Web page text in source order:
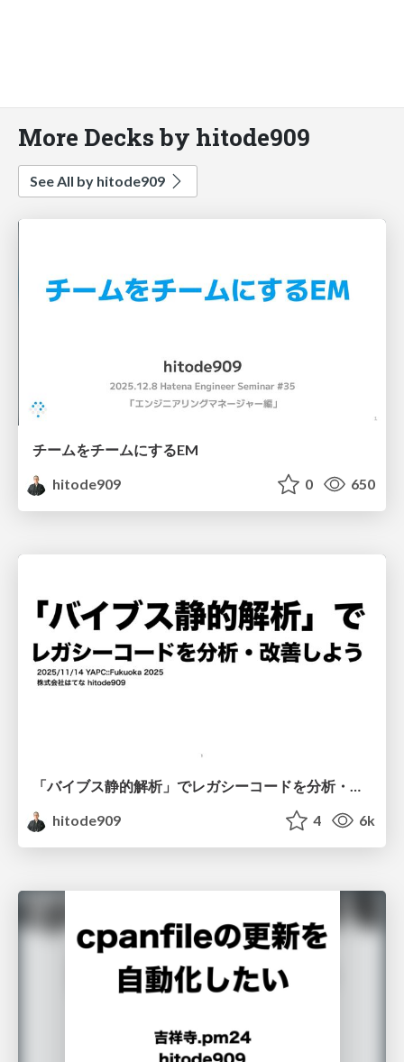
More Decks by hitode909
See All by hitode909
チームをチームにするEM
hitode909
0 650
hitode909
4 6k